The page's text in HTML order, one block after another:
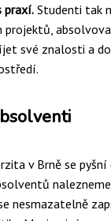
praxí.Studenti tak
projektů,
své znalosti a
v Brně se
nesmazatelně